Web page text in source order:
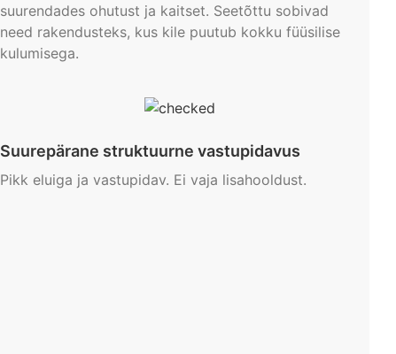
suurendades ohutust ja kaitset. Seetõttu sobivad
need rakendusteks, kus kile puutub kokku füüsilise
kulumisega.
Suurepärane struktuurne vastupidavus
Pikk eluiga ja vastupidav. Ei vaja lisahooldust.